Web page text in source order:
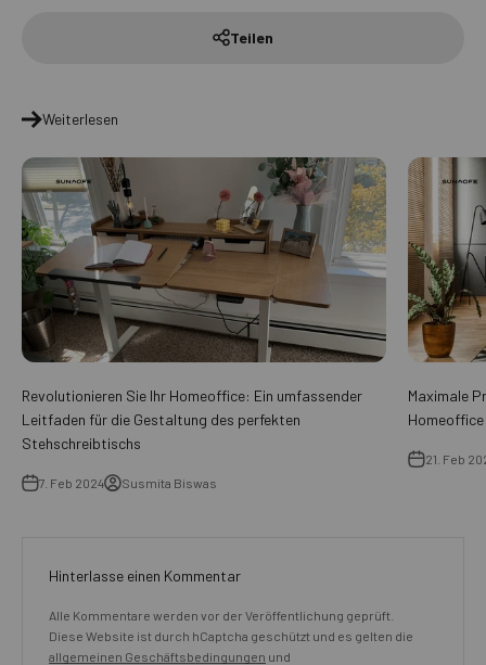
Teilen
Weiterlesen
Revolutionieren Sie Ihr Homeoffice: Ein umfassender
Leitfaden für die Gestaltung des perfekten
Stehschreibtischs
7. Feb 2024 Susmita Biswas
Maximale
Homeoffice
21. Feb
Hinterlasse einen Kommentar
Alle Kommentare werden vor der Veröffentlichung geprüft.
Diese Website ist durch hCaptcha geschützt und es gelten die
allgemeinen Geschäftsbedingungen und